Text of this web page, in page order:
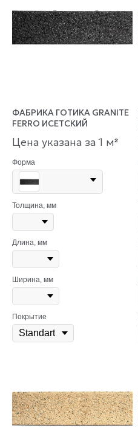
ФАБРИКА ГОТИКА GRANITE
FERRO ИСЕТСКИЙ
Цена указана за 1 м²
Форма
Толщина, мм
Длина, мм
Ширина, мм
Покрытие